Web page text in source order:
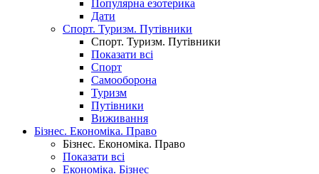
Популярна езотерика
Дати
Спорт. Туризм. Путівники
Спорт. Туризм. Путівники
Показати всі
Спорт
Самооборона
Туризм
Путівники
Виживання
Бізнес. Економіка. Право
Бізнес. Економіка. Право
Показати всі
Економіка. Бізнес